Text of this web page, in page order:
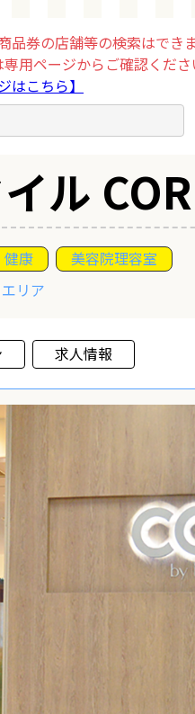
券の店舗等の検索はでき
用ページからご確認くださ
はこちら】
ル
健康
美容院理容室
リア
求人情報